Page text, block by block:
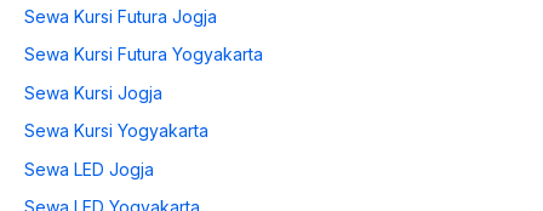
Sewa Kursi Futura Jogja
Sewa Kursi Futura Yogyakarta
Sewa Kursi Jogja
Sewa Kursi Yogyakarta
Sewa LED Jogja